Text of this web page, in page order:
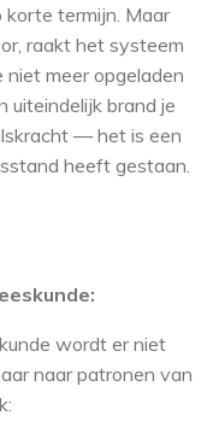
korte termijn. Maar
raakt het systeem
meer opgeladen
uiteindelijk brand je
— het is een
heeft gestaan.
wordt er niet
naar patronen van